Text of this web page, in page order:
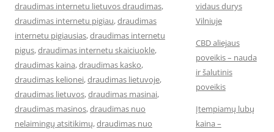
draudimas internetu lietuvos draudimas,
draudimas internetu pigiau,draudimas
internetu pigiausias,draudimas internetu
pigus,draudimas internetu skaiciuokle,
draudimas kaina,draudimas kasko,
draudimas kelionei,draudimas lietuvoje,
draudimas lietuvos,draudimas masinai,
draudimas masinos,draudimas nuo
nelaimingų atsitikimų,draudimas nuo
vidaus durys
Vilniuje
CBD aliejaus
poveikis – nauda
ir šalutinis
poveikis
Įtempiamų lubų
kaina –